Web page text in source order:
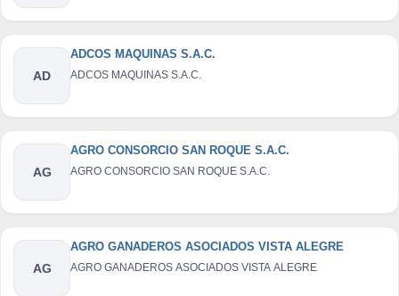
AD
ADCOS MAQUINAS S.A.C.
ADCOS MAQUINAS S.A.C.
AG
AGRO CONSORCIO SAN ROQUE S.A.C.
AGRO CONSORCIO SAN ROQUE S.A.C.
AG
AGRO GANADEROS ASOCIADOS VISTA ALEGRE
AGRO GANADEROS ASOCIADOS VISTA ALEGRE